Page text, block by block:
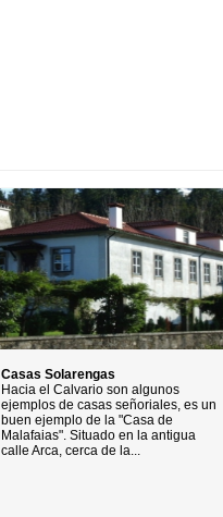
Casas Solarengas
Hacia el Calvario son algunos
ejemplos de casas señoriales, es un
buen ejemplo de la "Casa de
Malafaias". Situado en la antigua
calle Arca, cerca de la...